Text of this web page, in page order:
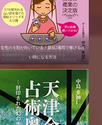
女性の９割が向いている！最短2週間で稼げる占
い師になる方法